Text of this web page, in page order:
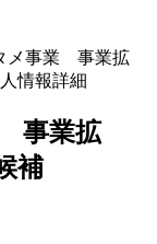
メ事業 事業拡
情報詳細
事業拡
補